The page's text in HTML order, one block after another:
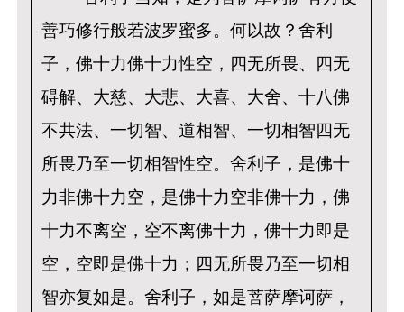
善巧修行般若波罗蜜多。何以故？舍利
子，佛十力佛十力性空，四无所畏、四无
碍解、大慈、大悲、大喜、大舍、十八佛
不共法、一切智、道相智、一切相智四无
所畏乃至一切相智性空。舍利子，是佛十
力非佛十力空，是佛十力空非佛十力，佛
十力不离空，空不离佛十力，佛十力即是
空，空即是佛十力；四无所畏乃至一切相
智亦复如是。舍利子，如是菩萨摩诃萨，